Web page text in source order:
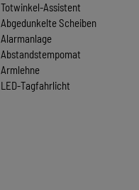
Totwinkel-Assistent
Abgedunkelte Scheiben
Alarmanlage
Abstandstempomat
Armlehne
LED-Tagfahrlicht